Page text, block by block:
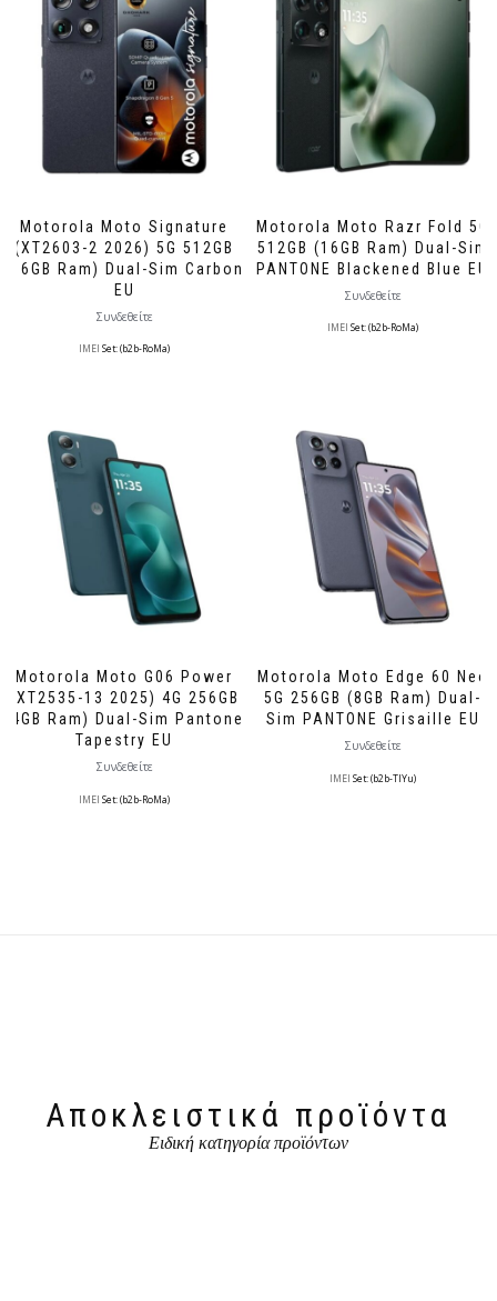
Motorola Moto Signature
(XT2603-2 2026) 5G 512GB
(16GB Ram) Dual-Sim Carbon
EU
Συνδεθείτε
IMEI Set: (b2b-RoMa)
Motorola Moto Razr Fold 5G
512GB (16GB Ram) Dual-Sim
PANTONE Blackened Blue EU
Συνδεθείτε
IMEI Set: (b2b-RoMa)
Motorola Moto G06 Power
(XT2535-13 2025) 4G 256GB
(4GB Ram) Dual-Sim Pantone
Tapestry EU
Συνδεθείτε
IMEI Set: (b2b-RoMa)
Motorola Moto Edge 60 Neo
5G 256GB (8GB Ram) Dual-
Sim PANTONE Grisaille EU
Συνδεθείτε
IMEI Set: (b2b-TlYu)
Αποκλειστικά προϊόντα
Ειδική κατηγορία προϊόντων